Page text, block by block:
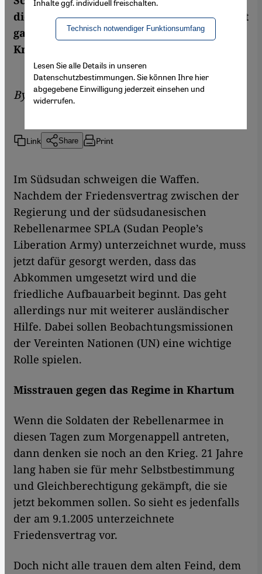
die Umsetzung des Friedensvertrags vor Ort
garantieren. Eine Reportage aus der
Krisenregion.
By Meike Scholz
Link Share Print
​​Im Südsudan schweigen die Waffen.
Nachdem der Friedensvertrag zwischen der
Regierung und der südsudanesischen
Rebellenarmee SPLA (Sudan People’s
Liberation Army) unterzeichnet wurde, muss
jetzt dafür gesorgt werden, dass das
Abkommen umgesetzt wird und die
friedliche Aufbauarbeit beginnt. Das geht
allerdings nur mit weiterer ausländischer
Hilfe. Dabei sollen Beobachtungsmissionen
der Vereinten Nationen (UN) eine wichtige
Rolle spielen.
Misstrauen gegen das Regime in Khartum
Wenn die Soldaten der Rebellenarmee in
diesen Tagen zum Morgenappell antreten,
dann denken sie noch an den Krieg. 21 Jahre
lang haben sie für mehr Selbstbestimmung
und Gleichberechtigung gekämpft, die sie
jetzt bekommen sollen. So sieht es jedenfalls
der am 9.1.2005 unterzeichnete
Friedensvertrag vor.
Doch nicht alle trauen dem alten Feind, dem
Inhalte ggf. individuell freischalten.
Technisch notwendiger Funktionsumfang
Lesen Sie alle Details in unseren
Datenschutzbestimmungen. Sie können Ihre hier
abgegebene Einwilligung jederzeit einsehen und
widerrufen.